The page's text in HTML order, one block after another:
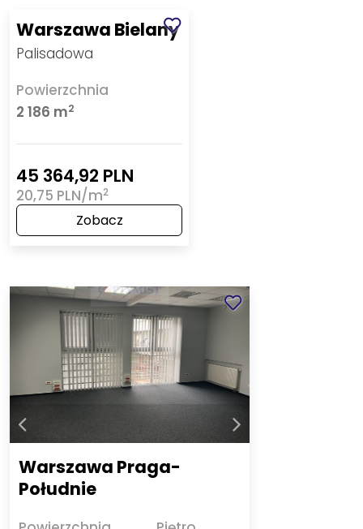
Warszawa Bielany
Palisadowa
Powierzchnia
2 186 m2
45 364,92 PLN
20,75 PLN/m2
Zobacz
Warszawa Praga-
Południe